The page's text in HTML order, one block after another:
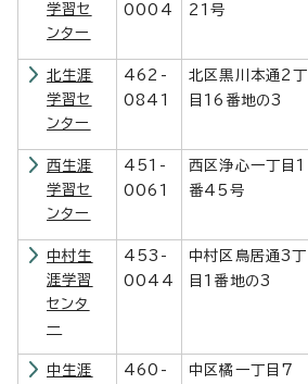
学習セ
ンター
0004
21号
北生涯
学習セ
ンター
462-
0841
北区黒川本通2丁
目16番地の3
西生涯
学習セ
ンター
451-
0061
西区浄心一丁目1
番45号
中村生
涯学習
センタ
ー
453-
0044
中村区鳥居通3丁
目1番地の3
中生涯
460-
中区橘一丁目7